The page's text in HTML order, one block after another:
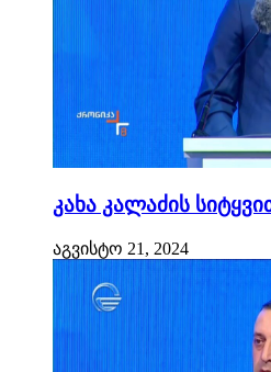
კახა კალაძის
აგვისტო 21, 2024